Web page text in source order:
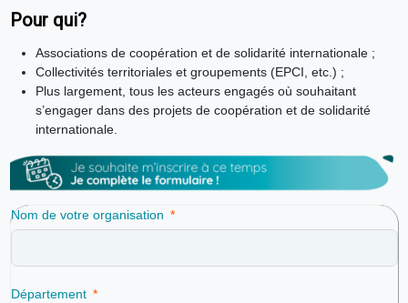
Pour qui?
Associations de coopération et de solidarité internationale ;
Collectivités territoriales et groupements (EPCI, etc.) ;
Plus largement, tous les acteurs engagés où souhaitant
s’engager dans des projets de coopération et de solidarité
internationale.
Nom de votre organisation
Département